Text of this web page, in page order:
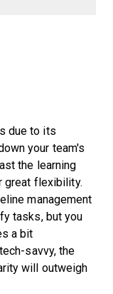
due to its
your team's
the learning
great flexibility.
management
tasks, but you
a bit
savvy, the
will outweigh